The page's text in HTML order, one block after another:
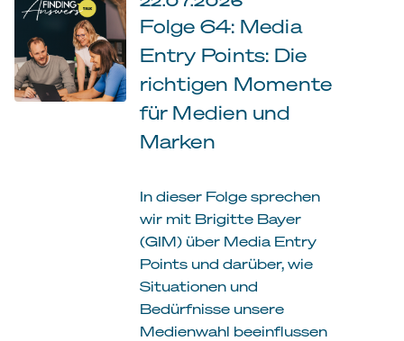
Folge 64: Media
Entry Points: Die
richtigen Momente
für Medien und
Marken
In dieser Folge sprechen
wir mit Brigitte Bayer
(GIM) über Media Entry
Points und darüber, wie
Situationen und
Bedürfnisse unsere
Medienwahl beeinflussen